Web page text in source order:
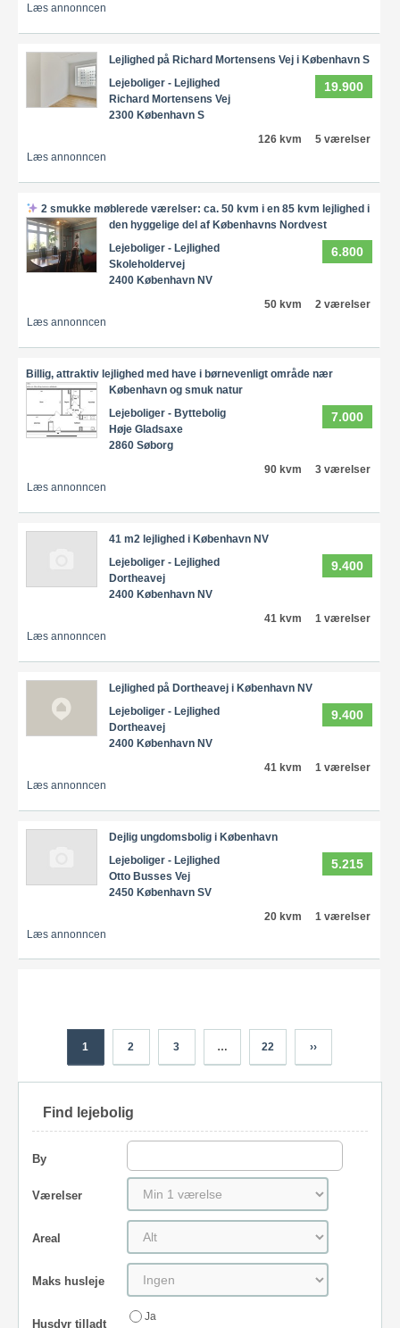
Læs annonncen
Lejlighed på Richard Mortensens Vej i København S
19.900
Lejeboliger - Lejlighed
Richard Mortensens Vej
2300 København S
126 kvm
5 værelser
Læs annonncen
2 smukke møblerede værelser: ca. 50 kvm i en 85 kvm lejlighed i
den hyggelige del af Københavns Nordvest
6.800
Lejeboliger - Lejlighed
Skoleholdervej
2400 København NV
50 kvm
2 værelser
Læs annonncen
Billig, attraktiv lejlighed med have i børnevenligt område nær
København og smuk natur
7.000
Lejeboliger - Byttebolig
Høje Gladsaxe
2860 Søborg
90 kvm
3 værelser
Læs annonncen
41 m2 lejlighed i København NV
9.400
Lejeboliger - Lejlighed
Dortheavej
2400 København NV
41 kvm
1 værelser
Læs annonncen
Lejlighed på Dortheavej i København NV
9.400
Lejeboliger - Lejlighed
Dortheavej
2400 København NV
41 kvm
1 værelser
Læs annonncen
Dejlig ungdomsbolig i København
5.215
Lejeboliger - Lejlighed
Otto Busses Vej
2450 København SV
20 kvm
1 værelser
Læs annonncen
1 2 3 … 22 ››
Find lejebolig
By
Værelser
Areal
Maks husleje
Husdyr tilladt
Ja